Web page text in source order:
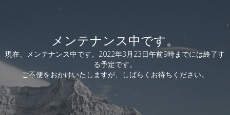
メンテナンス中です。
現在、メンテナンス中です。2022年3月23日午前9時までには終了す
る予定です。
ご不便をおかけいたしますが、しばらくお待ちください。